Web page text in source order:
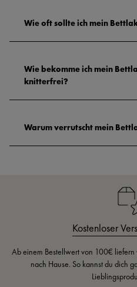
Wie oft sollte ich mein
Wie bekomme ich mein
knitterfrei?
Warum verrutscht mein
Kostenloser
Ab einem Bestellwert von 100€
nach Hause. So kannst du dich